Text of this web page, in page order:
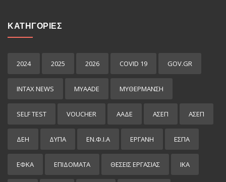
ΚΑΤΗΓΟΡΙΕΣ
2024 2025 2026 COVID 19 GOV.GR
INTAX NEWS MYAADE MYΘΈΡΜΑΝΣΗ
SELF TEST VOUCHER ΑΑΔΕ ΑΣΕΠ ΑΣΕΠ
ΔΕΗ ΔΥΠΑ ΕΝ.Φ.Ι.Α ΕΡΓΑΝΗ ΕΣΠΑ
ΕΦΚΑ ΕΠΙΔΌΜΑΤΑ ΘΕΣΕΙΣ ΕΡΓΑΣΙΑΣ ΙΚΑ